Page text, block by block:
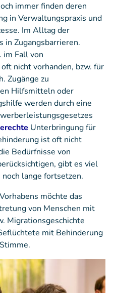
immer finden deren
in Verwaltungspraxis und
Im Alltag der
in Zugangsbarrieren.
im Fall von
nicht vorhanden, bzw. für
Zugänge zu
Hilfsmitteln oder
werden durch eine
Unterbringung für
ist oft nicht
Bedürfnisse von
gibt es viel
lange fortsetzen.
möchte das
von Menschen mit
Migrationsgeschichte
mit Behinderung